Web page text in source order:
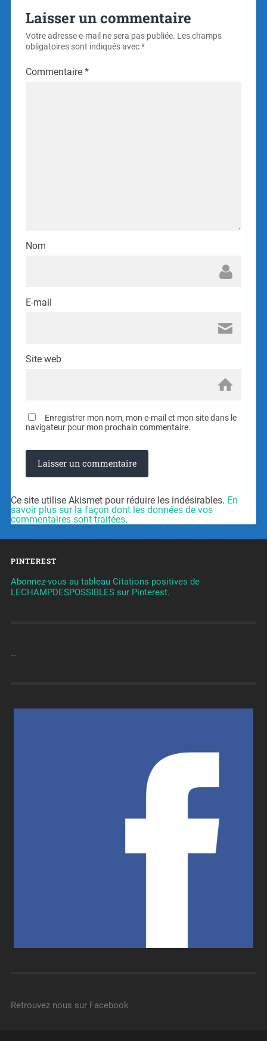
Laisser un commentaire
Votre adresse e-mail ne sera pas publiée. Les champs
obligatoires sont indiqués avec*
Commentaire *
Nom
E-mail
Site web
Enregistrer mon nom, mon e-mail et mon site dans le
navigateur pour mon prochain commentaire.
Ce site utilise Akismet pour réduire les indésirables. En
savoir plus sur la façon dont les données de vos
commentaires sont traitées.
PINTEREST
Abonnez-vous au tableau Citations positives de
LECHAMPDESPOSSIBLES sur Pinterest.
…
Retrouvez nous sur Facebook